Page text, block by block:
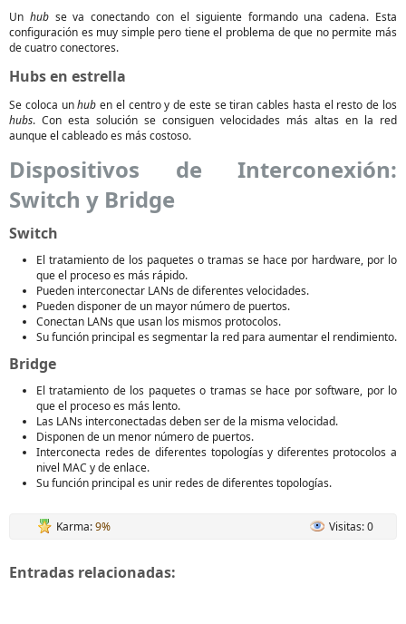
Un hubse va conectando con el siguiente formando una cadena. Esta
configuración es muy simple pero tiene el problema de que no permite más
de cuatro conectores.
Hubs en estrella
Se coloca unhub en el centro y de este se tiran cables hasta el resto de los
hubs. Con esta solución se consiguen velocidades más altas en la red
aunque el cableado es más costoso.
Dispositivos de Interconexión:
Switch y Bridge
Switch
El tratamiento de los paquetes o tramas se hace por hardware, por lo
que el proceso es más rápido.
Pueden interconectar LANs de diferentes velocidades.
Pueden disponer de un mayor número de puertos.
Conectan LANs que usan los mismos protocolos.
Su función principal es segmentar la red para aumentar el rendimiento.
Bridge
El tratamiento de los paquetes o tramas se hace por software, por lo
que el proceso es más lento.
Las LANs interconectadas deben ser de la misma velocidad.
Disponen de un menor número de puertos.
Interconecta redes de diferentes topologías y diferentes protocolos a
nivel MAC y de enlace.
Su función principal es unir redes de diferentes topologías.
Karma:9% Visitas: 0
Entradas relacionadas: